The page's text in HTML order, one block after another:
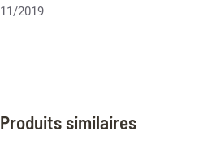
11/2019
Produits similaires